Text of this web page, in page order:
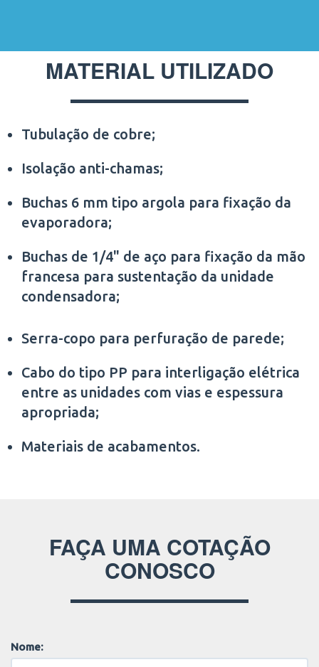
MATERIAL UTILIZADO
Tubulação de cobre;
Isolação anti-chamas;
Buchas 6 mm tipo argola para fixação da
evaporadora;
Buchas de 1/4" de aço para fixação da mão
francesa para sustentação da unidade
condensadora;
Serra-copo para perfuração de parede;
Cabo do tipo PP para interligação elétrica
entre as unidades com vias e espessura
apropriada;
Materiais de acabamentos.
FAÇA UMA COTAÇÃO
CONOSCO
Nome: